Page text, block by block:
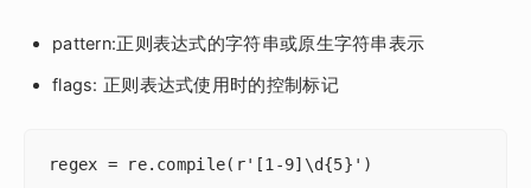
pattern:正则表达式的字符串或原生字符串表示
flags: 正则表达式使用时的控制标记
regex = re.compile(r'[1-9]\d{5}')